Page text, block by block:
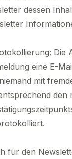
dessen
Die
eine E-
mit
für den